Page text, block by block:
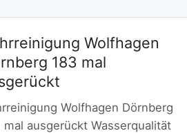
Wolfhagen
183 mal
Wolfhagen Dörnberg
mal ausgerückt Wasserqualität